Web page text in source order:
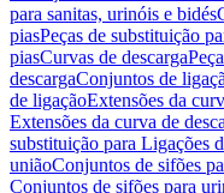
para sanitas, urinóis e bidés
piasPeças de substituição
piasCurvas de descarga
descargaConjuntos de
de ligaçãoExtensões da
Extensões da curva de
substituição para Ligações
uniãoConjuntos de sifões
Conjuntos de sifões para